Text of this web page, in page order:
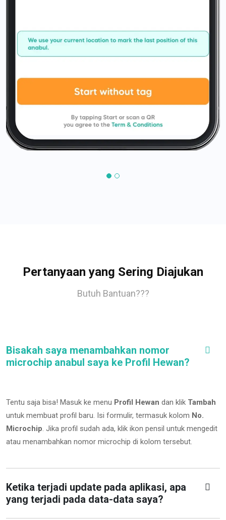
Pertanyaan yang Sering Diajukan
Butuh Bantuan???
Bisakah saya menambahkan nomor
microchip anabul saya ke Profil Hewan?
Tentu saja bisa! Masuk ke menu Profil Hewan dan klik Tambah
untuk membuat profil baru. Isi formulir, termasuk kolom No.
Microchip. Jika profil sudah ada, klik ikon pensil untuk mengedit
atau menambahkan nomor microchip di kolom tersebut.
Ketika terjadi update pada aplikasi, apa
yang terjadi pada data-data saya?